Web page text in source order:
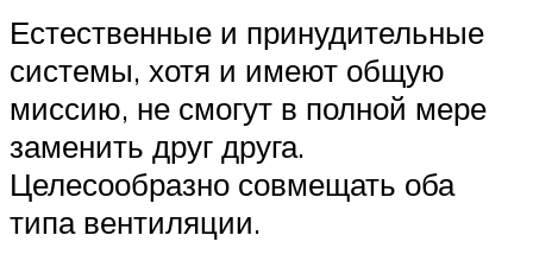
Естественные и принудительные
системы, хотя и имеют общую
миссию, не смогут в полной мере
заменить друг друга.
Целесообразно совмещать оба
типа вентиляции.